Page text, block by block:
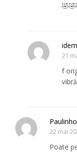
idem
21
f
Paulinho
22 mai
Poate